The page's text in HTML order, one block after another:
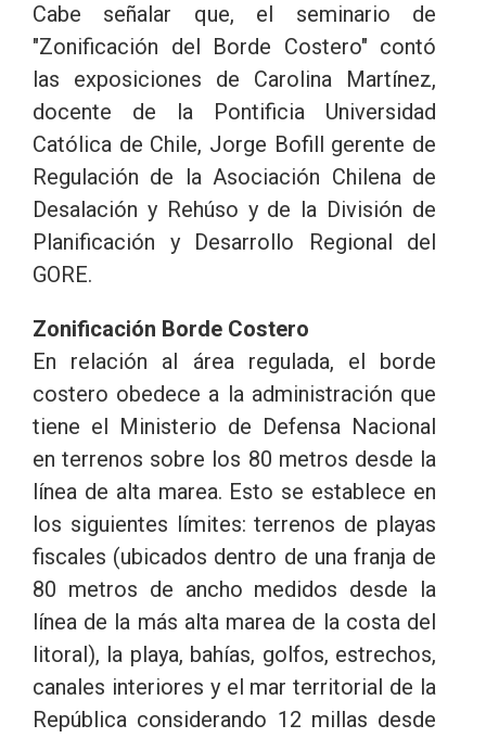
Cabe señalar que, el seminario de
"Zonificación del Borde Costero" contó
las exposiciones de Carolina Martínez,
docente de la Pontificia Universidad
Católica de Chile, Jorge Bofill gerente de
Regulación de la Asociación Chilena de
Desalación y Rehúso y de la División de
Planificación y Desarrollo Regional del
GORE.
Zonificación Borde Costero
En relación al área regulada, el borde
costero obedece a la administración que
tiene el Ministerio de Defensa Nacional
en terrenos sobre los 80 metros desde la
línea de alta marea. Esto se establece en
los siguientes límites: terrenos de playas
fiscales (ubicados dentro de una franja de
80 metros de ancho medidos desde la
línea de la más alta marea de la costa del
litoral), la playa, bahías, golfos, estrechos,
canales interiores y el mar territorial de la
República considerando 12 millas desde